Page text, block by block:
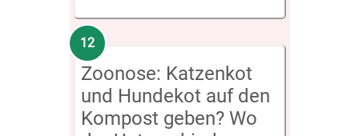
Zoonose: Katzenkot
und Hundekot auf den
Kompost geben? Wo